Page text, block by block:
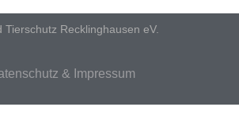
Recklinghausen eV.
& Impressum